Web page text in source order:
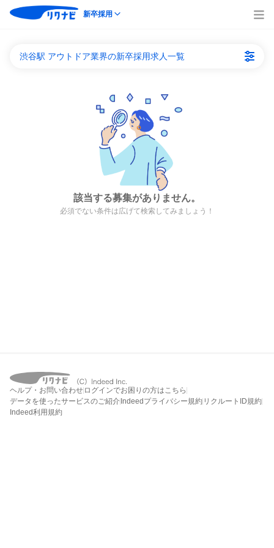
新卒採用
渋谷駅 アウトドア業界の新卒採用求人一覧
該当する募集がありません。
必須でない条件は広げて検索してみましょう！
ヘルプ・お問い合わせ ログインでお困りの方はこちら
データを使ったサービスのご紹介 Indeedプライバシー規約 リクルートID規約
Indeed利用規約